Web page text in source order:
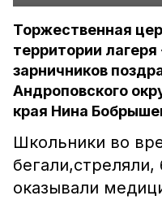
Торжественная
территории
зарничников
Андроповского
края Нина
Школьники во
оказывали